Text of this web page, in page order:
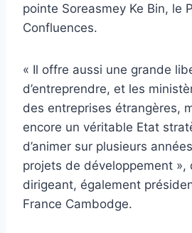
pointe Soreasmey Ke Bin, le
Confluences.
« Il offre aussi une grande
d’entreprendre, et les
des entreprises étrangères,
encore un véritable Etat
d’animer sur plusieurs
projets de développement »,
dirigeant, également
France Cambodge.